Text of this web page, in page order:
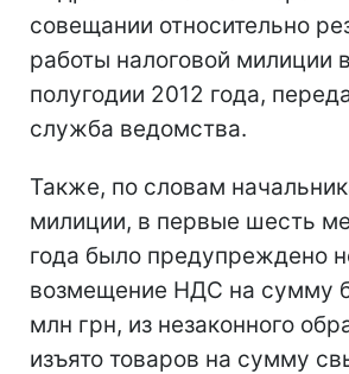
совещании относительно
работы налоговой милиции
полугодии 2012 года,
служба ведомства.
Также, по словам
милиции, в первые шесть
года было предупреждено
возмещение НДС на сумму
млн грн, из незаконного
изъято товаров на сумму